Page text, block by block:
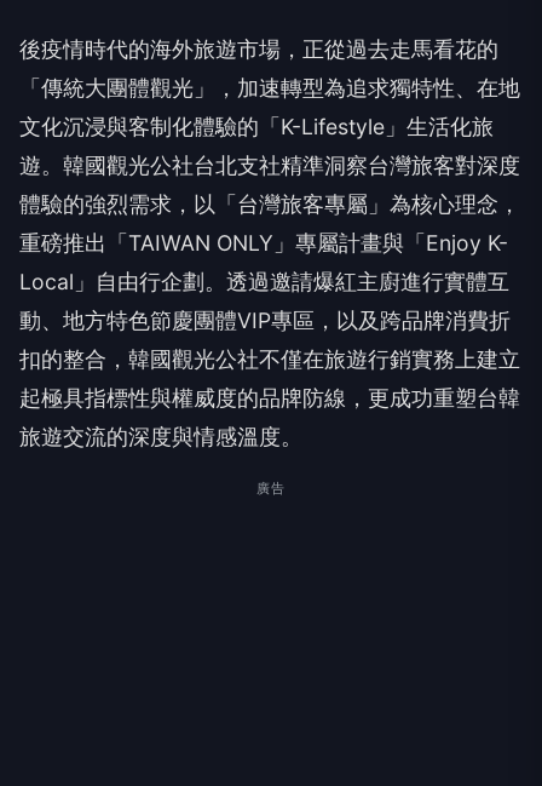
後疫情時代的海外旅遊市場，正從過去走馬看花的
「傳統大團體觀光」，加速轉型為追求獨特性、在地
文化沉浸與客制化體驗的「K-Lifestyle」生活化旅
遊。韓國觀光公社台北支社精準洞察台灣旅客對深度
體驗的強烈需求，以「台灣旅客專屬」為核心理念，
重磅推出「TAIWAN ONLY」專屬計畫與「Enjoy K-
Local」自由行企劃。透過邀請爆紅主廚進行實體互
動、地方特色節慶團體VIP專區，以及跨品牌消費折
扣的整合，韓國觀光公社不僅在旅遊行銷實務上建立
起極具指標性與權威度的品牌防線，更成功重塑台韓
旅遊交流的深度與情感溫度。
廣告